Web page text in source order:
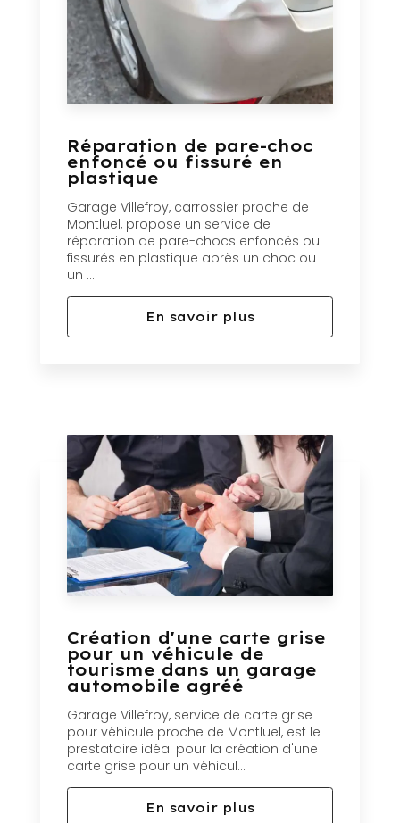
Réparation de pare-choc
enfoncé ou fissuré en
plastique
Garage Villefroy, carrossier proche de
Montluel, propose un service de
réparation de pare-chocs enfoncés ou
fissurés en plastique après un choc ou
un ...
En savoir plus
Création d'une carte grise
pour un véhicule de
tourisme dans un garage
automobile agréé
Garage Villefroy, service de carte grise
pour véhicule proche de Montluel, est le
prestataire idéal pour la création d'une
carte grise pour un véhicul...
En savoir plus